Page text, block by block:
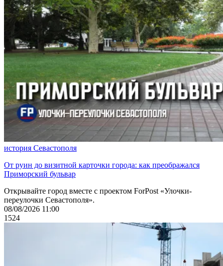
история Севастополя
От руин до визитной карточки города: как преображался
Приморский бульвар
Открывайте город вместе с проектом ForPost «Улочки-
переулочки Севастополя».
08/08/2026 11:00
1524